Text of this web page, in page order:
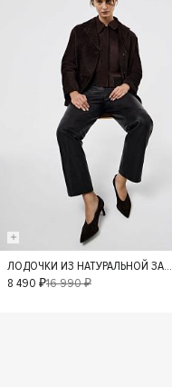
40 36
ЛОДОЧКИ ИЗ НАТУРАЛЬНОЙ ЗАМШИ
8 490 ₽16 990 ₽